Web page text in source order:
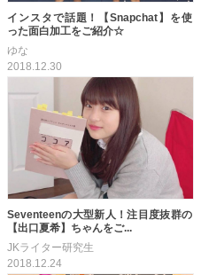
インスタで話題！【Snapchat】を使
った面白加工をご紹介☆
ゆな
2018.12.30
Seventeenの大型新人！注目度抜群の
【出口夏希】ちゃんをご...
JKライター研究生
2018.12.24